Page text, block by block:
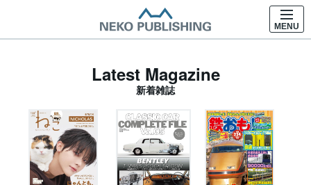
MENU
Latest Magazine
新着雑誌